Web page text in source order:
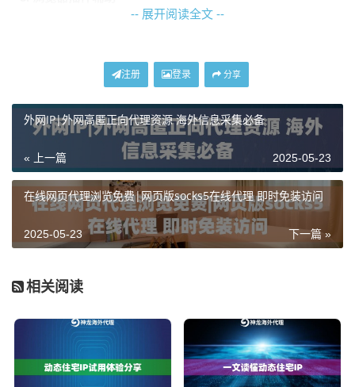
Chrome商店里的Proxy Helper类插件能自动检测代理IP
免费代理的致命缺陷要当心
虽然免费资源用着爽，但隐藏的坑实在太多：
IP存活时间平均不到2小时
超过60%的地址存在数据窃取风险
网络普遍在00ms以上
台，结果账号被盗。后来换成
而且每个会话都做数据隔离，安全性确实靠谱。
专业服务商的杀手锏功能
-- 展开阅读全文 --
注册 登录 分享
外网IP|外网高匿正向代理资源 海外信息采集必备
« 上一篇 2025-05-23
在线网页代理浏览免费|网页版socks5在线代理 即时免装访问
下一篇 »
2025-05-23
相关阅读